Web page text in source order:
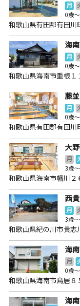
月
0歳
和歌山県有田郡有田川
海
月
0歳
和歌山県海南市重根１
藤
月
0歳
和歌山県有田郡有田川
大
月
3歳
和歌山県海南市幡川
西
月
3歳
和歌山県紀の川市貴
海
月
0歳
和歌山県海南市鳥居８
海